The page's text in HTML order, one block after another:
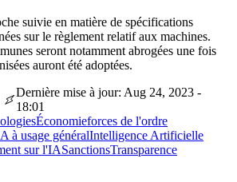
suivie en matière de spécifications
sur le règlement relatif aux machines.
seront notamment abrogées une fois
auront été adoptées.
Dernière mise à jour: Aug 24, 2023 -
18:01
Économieforces de l'ordre
à usage généralIntelligence Artificielle
sur l'IASanctionsTransparence